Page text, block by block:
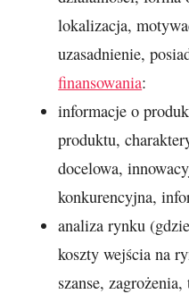
lokalizacja,
uzasadnienie,
finansowania:
informacje o
produktu,
docelowa,
konkurencyjna,
analiza rynku
koszty wejścia na
szanse,